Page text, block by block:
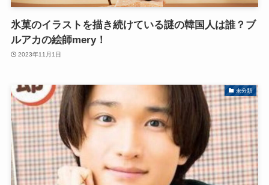
氷菓のイラストを描き続けている謎の韓国人は誰？ブ
ルアカの絵師mery！
2023年11月1日
未分類